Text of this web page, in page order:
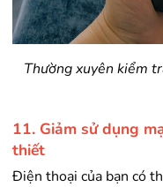
Thường xuyên kiểm
11. Giảm sử dụng
thiết
Điện thoại của bạn có